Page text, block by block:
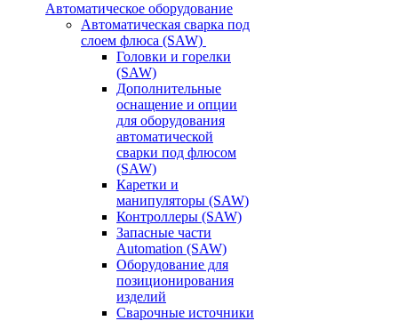
Автоматическое оборудование
Автоматическая сварка под
слоем флюса (SAW)
Головки и горелки
(SAW)
Дополнительные
оснащение и опции
для оборудования
автоматической
сварки под флюсом
(SAW)
Каретки и
манипуляторы (SAW)
Контроллеры (SAW)
Запасные части
Automation (SAW)
Оборудование для
позиционирования
изделий
Сварочные источники